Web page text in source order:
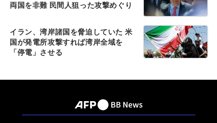
両国を非難 民間人狙った攻撃めぐり
イラン、湾岸諸国を脅迫していた 米
国が発電所攻撃すれば湾岸全域を
「停電」させる